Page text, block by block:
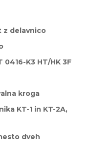
z delavnico
0416-K3 HT/HK 3F
kroga
KT-1 in KT-2A,
dveh